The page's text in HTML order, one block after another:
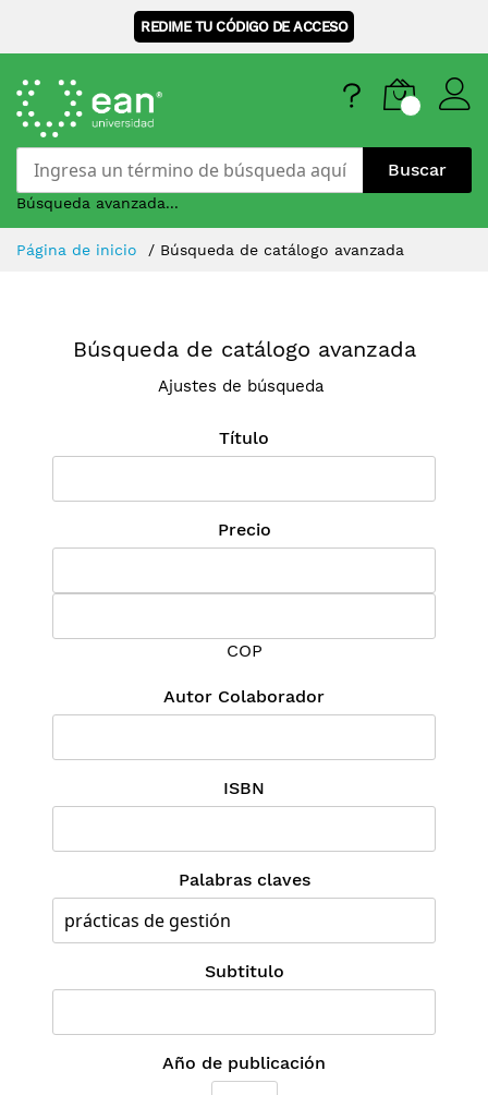
REDIME TU CÓDIGO DE ACCESO
Buscar
Búsqueda avanzada...
Skip
Página de inicio Búsqueda de catálogo avanzada
Búsqueda de catálogo avanzada
Ajustes de búsqueda
Título
Precio
COP
Autor Colaborador
ISBN
Palabras claves
Subtitulo
Año de publicación